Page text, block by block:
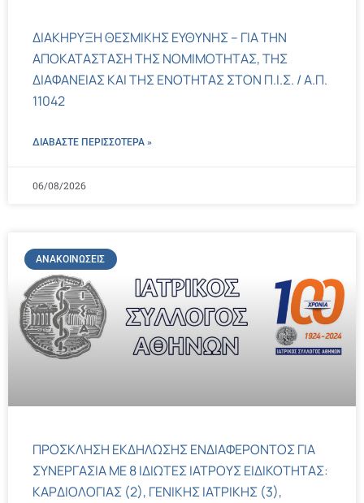
ΔΙΑΚΗΡΥΞΗ ΘΕΣΜΙΚΗΣ ΕΥΘΥΝΗΣ – ΓΙΑ ΤΗΝ
ΑΠΟΚΑΤΑΣΤΑΣΗ ΤΗΣ ΝΟΜΙΜΟΤΗΤΑΣ, ΤΗΣ
ΔΙΑΦΑΝΕΙΑΣ ΚΑΙ ΤΗΣ ΕΝΟΤΗΤΑΣ ΣΤΟΝ Π.Ι.Σ. / Α.Π.
11042
ΔΙΑΒΑΣΤΕ ΠΕΡΙΣΣΌΤΕΡΑ »
06/08/2026
ΑΝΑΚΟΙΝΏΣΕΙΣ
ΠΡΟΣΚΛΗΣΗ ΕΚΔΗΛΩΣΗΣ ΕΝΔΙΑΦΕΡΟΝΤΟΣ ΓΙΑ
ΣΥΝΕΡΓΑΣΙΑ ΜΕ 8 ΙΔΙΩΤΕΣ ΙΑΤΡΟΥΣ ΕΙΔΙΚΟΤΗΤΑΣ:
ΚΑΡΔΙΟΛΟΓΙΑΣ (2), ΓΕΝΙΚΗΣ ΙΑΤΡΙΚΗΣ (3),